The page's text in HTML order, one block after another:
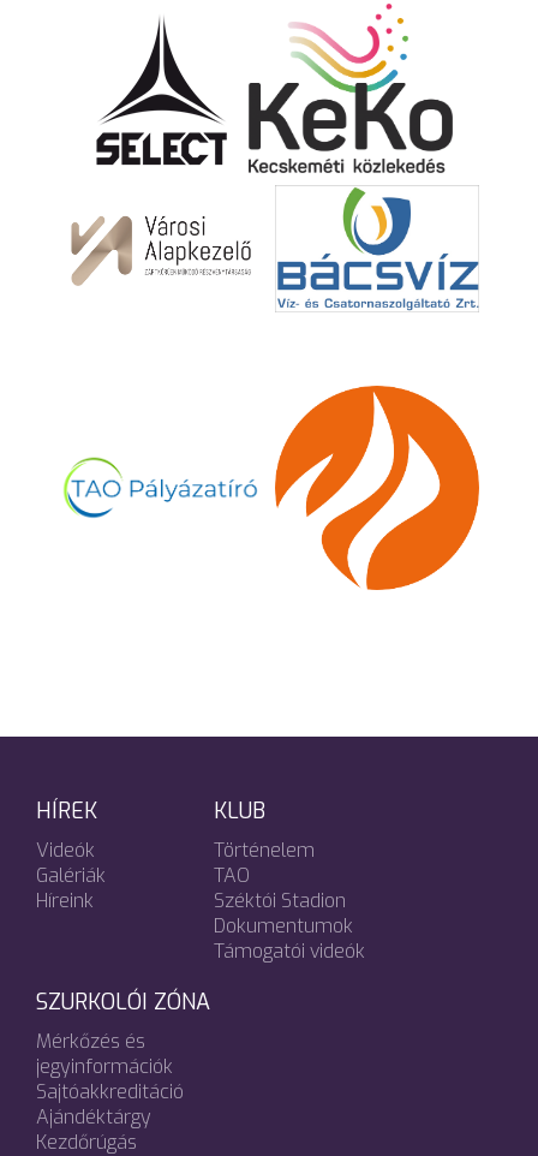
HÍREK
Videók
Galériák
Híreink
KLUB
Történelem
TAO
Széktói Stadion
Dokumentumok
Támogatói videók
SZURKOLÓI ZÓNA
Mérkőzés és
jegyinformációk
Sajtóakkreditáció
Ajándéktárgy
Kezdőrúgás